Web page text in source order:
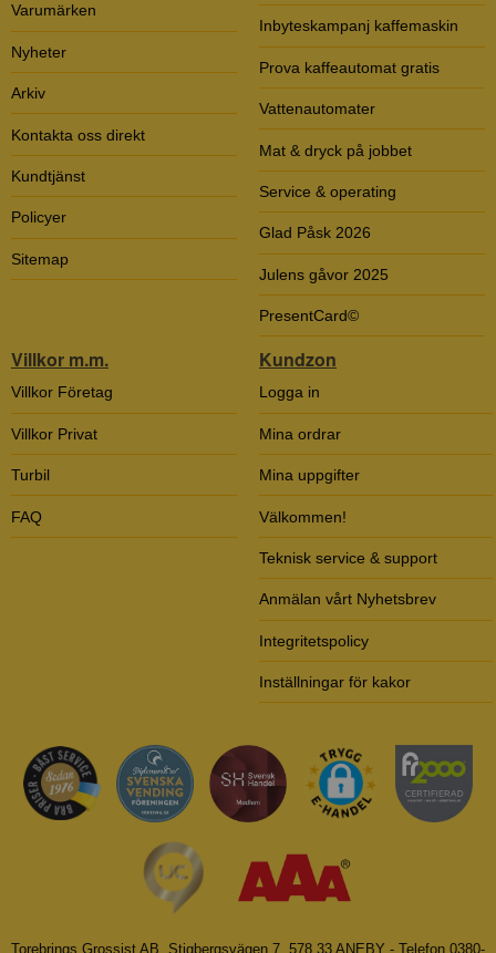
Varumärken
Nyheter
Arkiv
Kontakta oss direkt
Kundtjänst
Policyer
Sitemap
Inbyteskampanj kaffemaskin
Prova kaffeautomat gratis
Vattenautomater
Mat & dryck på jobbet
Service & operating
Glad Påsk 2026
Julens gåvor 2025
PresentCard©
Villkor m.m.
Villkor Företag
Villkor Privat
Turbil
FAQ
Kundzon
Logga in
Mina ordrar
Mina uppgifter
Välkommen!
Teknisk service & support
Anmälan vårt Nyhetsbrev
Integritetspolicy
Inställningar för kakor
Torebrings Grossist AB, Stigbergsvägen 7, 578 33 ANEBY - Telefon 0380-